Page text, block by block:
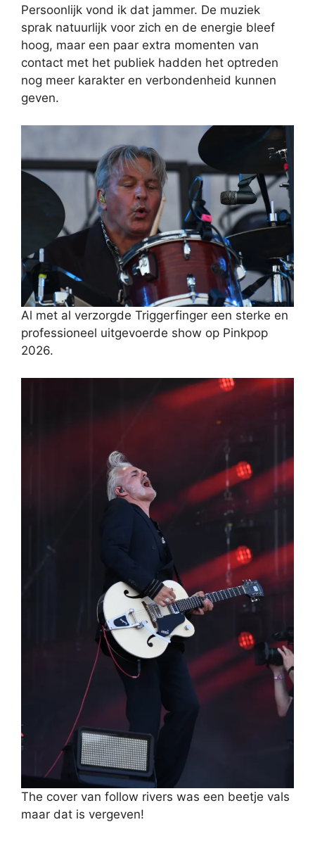
Persoonlijk vond ik dat jammer. De muziek
sprak natuurlijk voor zich en de energie bleef
hoog, maar een paar extra momenten van
contact met het publiek hadden het optreden
nog meer karakter en verbondenheid kunnen
geven.
Al met al verzorgde Triggerfinger een sterke en
professioneel uitgevoerde show op Pinkpop
2026.
The cover van follow rivers was een beetje vals
maar dat is vergeven!